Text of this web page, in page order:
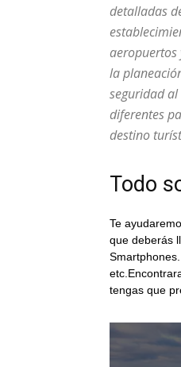
detalladas
aeropuertos
la
seguridad
diferentes
destino
Todo
Te
que deberás
tengas que